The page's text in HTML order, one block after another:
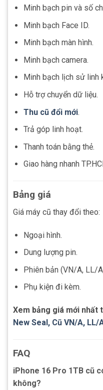
Minh bạch pin và số
Minh bạch Face ID.
Minh bạch màn hình.
Minh bạch camera.
Minh bạch lịch sử linh
Hỗ trợ chuyển dữ liệu.
Thu cũ đổi mới.
Trả góp linh hoạt.
Thanh toán bằng thẻ.
Giao hàng nhanh
Bảng giá
Giá máy cũ thay đổi theo:
Ngoại hình.
Dung lượng pin.
Phiên bản (VN/A, LL/
Phụ kiện đi kèm.
Xem bảng giá mới nhất
New Seal, Cũ VN/A, LL/
FAQ
iPhone 16 Pro 1TB cũ
không?